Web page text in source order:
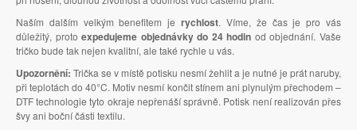
Naším dalším velkým benefitem jerychlost. Víme, že čas je pro vás
důležitý, protoexpedujeme objednávky do 24 hodin od objednání. Vaše
tričko bude tak nejen kvalitní, ale také rychle u vás.
Upozornění: Trička se v místě potisku nesmí žehlit a je nutné je prát naruby,
při teplotách do 40°C. Motiv nesmí končit stínem ani plynulým přechodem –
DTF technologie tyto okraje nepřenáší správně. Potisk není realizován přes
švy ani boční části textilu.